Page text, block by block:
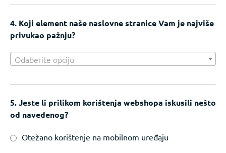
4. Koji element naše naslovne stranice Vam je najviše
privukao pažnju?
Odaberite opciju
5. Jeste li prilikom korištenja webshopa iskusili nešto
od navedenog?
Otežano korištenje na mobilnom uređaju